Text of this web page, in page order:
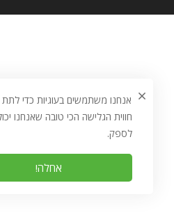
אנחנו משתמשים בעוגיות כדי
חווית הגלישה הכי טובה שאנחנו
לספק.
אחלה!